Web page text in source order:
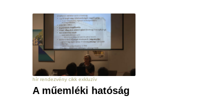
hír rendezvény cikk exkluzív
A műemléki hatóság